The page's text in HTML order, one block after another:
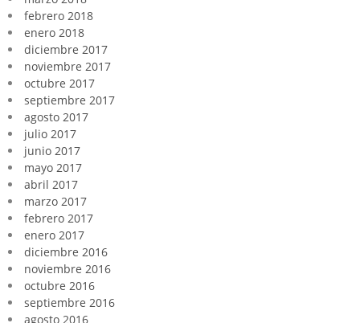
febrero 2018
enero 2018
diciembre 2017
noviembre 2017
octubre 2017
septiembre 2017
agosto 2017
julio 2017
junio 2017
mayo 2017
abril 2017
marzo 2017
febrero 2017
enero 2017
diciembre 2016
noviembre 2016
octubre 2016
septiembre 2016
agosto 2016